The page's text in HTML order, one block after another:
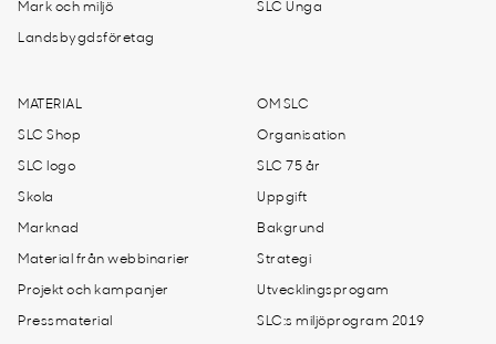
Mark och miljö
Landsbygdsföretag
SLC Unga
MATERIAL
SLC Shop
SLC logo
Skola
Marknad
Material från webbinarier
Projekt och kampanjer
Pressmaterial
OM SLC
Organisation
SLC 75 år
Uppgift
Bakgrund
Strategi
Utvecklingsprogam
SLC:s miljöprogram 2019